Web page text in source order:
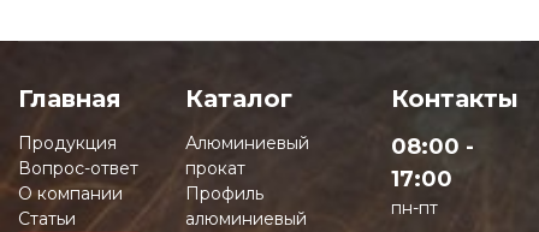
Главная
Продукция
Вопрос-ответ
О компании
Статьи
Каталог
Алюминиевый
прокат
Профиль
алюминиевый
Контакты
08:00 -
17:00
пн-пт